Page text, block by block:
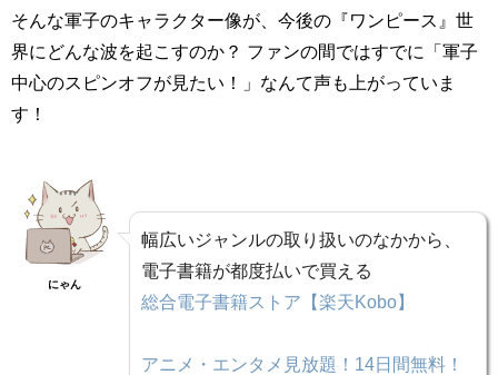
そんな軍子のキャラクター像が、今後の『ワンピース』世
界にどんな波を起こすのか？ ファンの間ではすでに「軍子
中心のスピンオフが見たい！」なんて声も上がっていま
す！
にゃん
幅広いジャンルの取り扱いのなかから、
電子書籍が都度払いで買える
総合電子書籍ストア【楽天Kobo】
アニメ・エンタメ見放題！14日間無料！